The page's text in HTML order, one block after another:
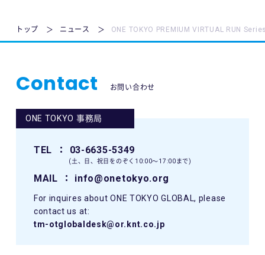
トップ ニュース ONE TOKYO PREMIUM VIRTUAL RUN
Contact お問い合わせ
ONE TOKYO 事務局
TEL ： 03-6635-5349
(土、日、祝日をのぞく10:00〜17:00まで)
MAIL ： info@onetokyo.org
For inquires about ONE TOKYO GLOBAL, please
contact us at:
tm-otglobaldesk@or.knt.co.jp